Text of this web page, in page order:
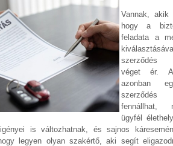
Vannak, akik
hogy a
feladata a
szerződés
véget ér. A
azonban
fennállhat,
ügyfél
is változhatnak, és sajnos
legyen olyan szakértő, aki segít